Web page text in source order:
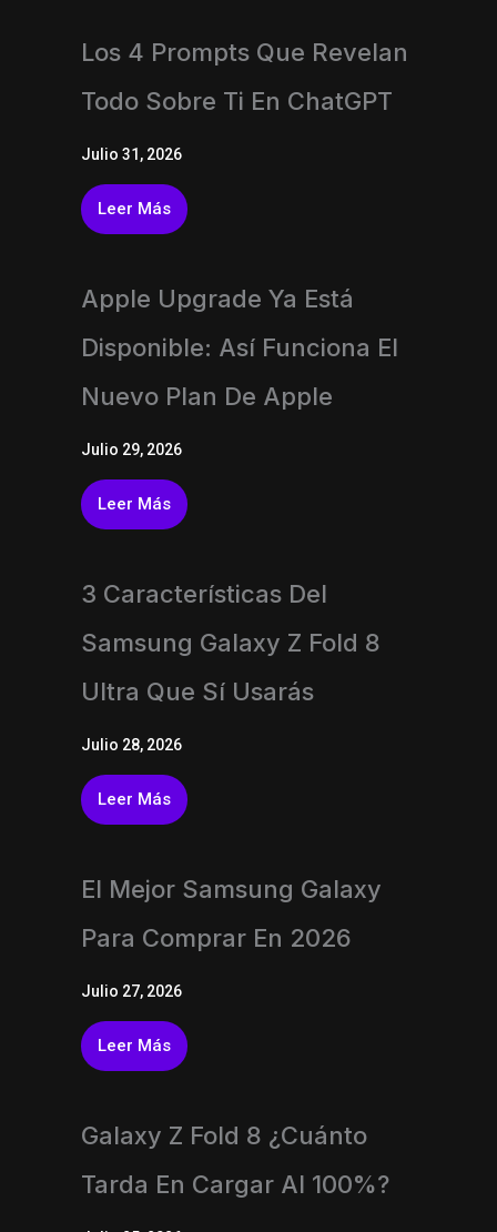
Los 4 Prompts Que Revelan
Todo Sobre Ti En ChatGPT
Julio 31, 2026
Leer Más
Apple Upgrade Ya Está
Disponible: Así Funciona El
Nuevo Plan De Apple
Julio 29, 2026
Leer Más
3 Características Del
Samsung Galaxy Z Fold 8
Ultra Que Sí Usarás
Julio 28, 2026
Leer Más
El Mejor Samsung Galaxy
Para Comprar En 2026
Julio 27, 2026
Leer Más
Galaxy Z Fold 8 ¿Cuánto
Tarda En Cargar Al 100%?